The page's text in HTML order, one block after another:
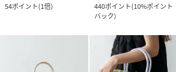
54ポイント(1倍)
440ポイント(10%ポイント
バック)